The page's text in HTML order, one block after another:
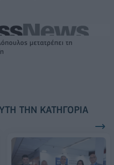
μετατρέπει τη
ΤΗΝ ΚΑΤΗΓΟΡΊΑ